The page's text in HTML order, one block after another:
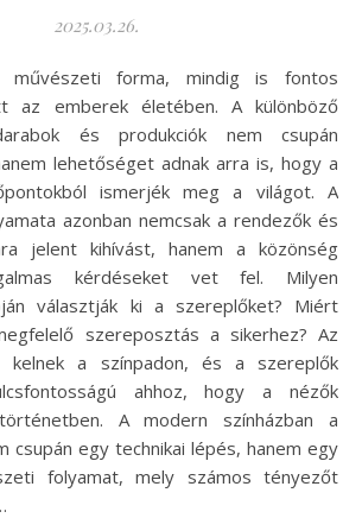
2025.03.26.
az emberek életében. A különböző
és produkciók nem csupán
lehetőséget adnak arra is, hogy a
ismerjék meg a világot. A
azonban nemcsak a rendezők és
jelent kihívást, hanem a közönség
kérdéseket vet fel. Milyen
választják ki a szereplőket? Miért
szereposztás a sikerhez? Az
kelnek a színpadon, és a szereplők
ahhoz, hogy a nézők
A modern színházban a
csupán egy technikai lépés, hanem egy
folyamat, mely számos tényezőt